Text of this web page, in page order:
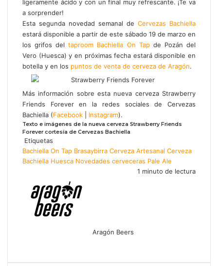
r
ó
n
i
c
o
ligeramente ácido y con un final muy refrescante. ¡Te va
a sorprender!
Esta segunda novedad semanal de Cervezas Bachiella
estará disponible a partir de este sábado 19 de marzo en
los grifos deltaproom Bachiella On Tapde Pozán del
Vero (Huesca) y en próximas fecha estará disponible en
botella y en los puntos de venta de cerveza de Aragón.
Más información sobre esta nueva cerveza Strawberry
Friends Forever en la redes sociales de Cervezas
Bachiella (Facebook Instagram).
Texto e imágenes de la nueva cerveza Strawberry Friends
Forever cortesía de Cervezas Bachiella
Etiquetas
Bachiella On Tap Brasaybirra Cerveza Artesanal Cerveza
Bachiella Huesca Novedades cerveceras Pale Ale
Aragón Beers
1 minuto de lectura
calm